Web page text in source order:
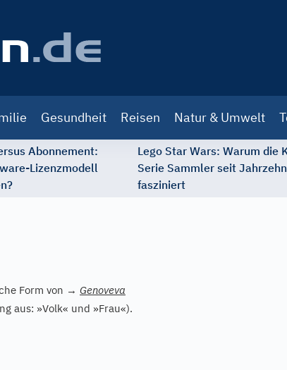
Gesundheit Reisen Natur & Umwelt
Abonnement:
Lizenzmodell
Lego Star Wars: Warum die
Serie Sammler seit
fasziniert
Form von → Genoveva
aus: »Volk« und »Frau«).